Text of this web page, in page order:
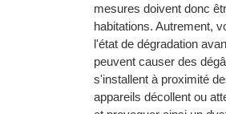
mesures doivent donc
habitations. Autrement,
l'état de dégradation
peuvent causer des
s'installent à proximité
appareils décollent ou